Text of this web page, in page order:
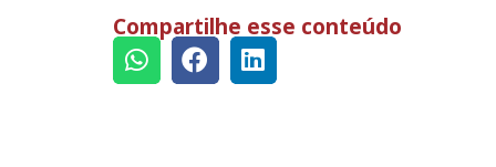
Compartilhe esse conteúdo